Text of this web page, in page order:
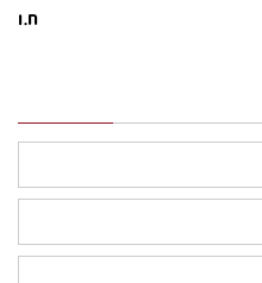
ח.ו